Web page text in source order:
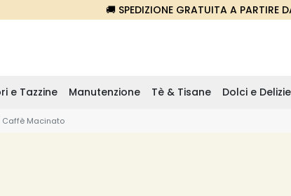
🚚 SPEDIZIONE GRATUITA A PARTIRE
e Tazzine Manutenzione Tè & Tisane Dolci e Delizie
Caffè Macinato